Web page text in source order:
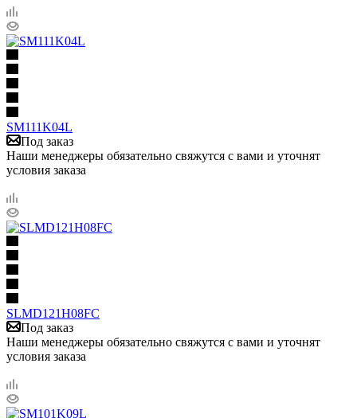
SM111K04L
Под заказ
Наши менеджеры обязательно свяжутся с вами и уточнят
условия заказа
SLMD121H08FC
Под заказ
Наши менеджеры обязательно свяжутся с вами и уточнят
условия заказа